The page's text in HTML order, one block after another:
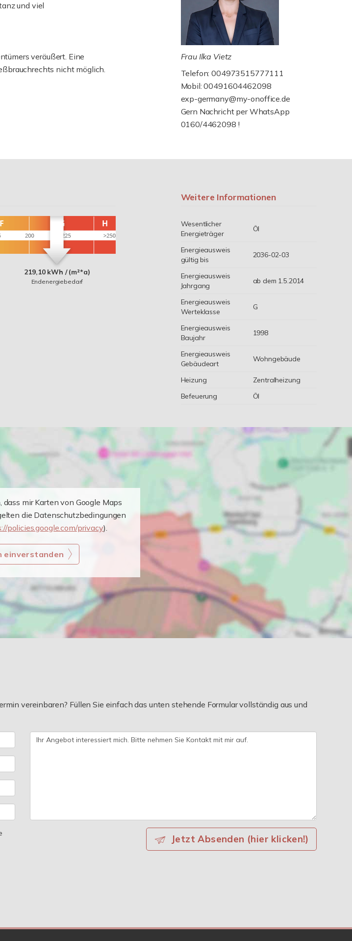
und viel
veräußert. Eine
nicht möglich.
Frau Ilka Vietz
Telefon: 004973515777111
Mobil: 00491604462098
exp-germany@my-onoffice.de
Gern Nachricht per WhatsApp
0160/4462098 !
219,10 kWh / (m²*a)
Endenergiebedarf
Weitere Informationen
Wesentlicher
Energieträger
Öl
Energieausweis
gültig bis
2036-02-03
Energieausweis
Jahrgang
ab dem 1.5.2014
Energieausweis
Werteklasse
G
Energieausweis
Baujahr
1998
Energieausweis
Gebäudeart
Wohngebäude
Heizung
Zentralheizung
Befeuerung
Öl
mir Karten von Google Maps
die Datenschutzbedingungen
policies.google.com/privacy).
einverstanden
vereinbaren? Füllen Sie einfach das unten stehende Formular vollständig aus und
Jetzt Absenden (hier klicken!)